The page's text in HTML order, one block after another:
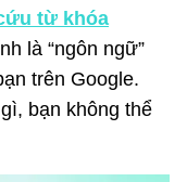
từ khóa
là “ngôn ngữ”
trên Google.
bạn không thể